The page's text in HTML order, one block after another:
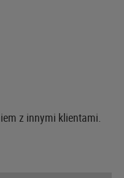
z innymi klientami.